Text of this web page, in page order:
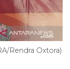
Rendra Oxtora)